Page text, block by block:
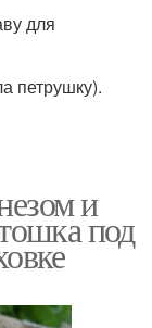
для
петрушку).
и
под